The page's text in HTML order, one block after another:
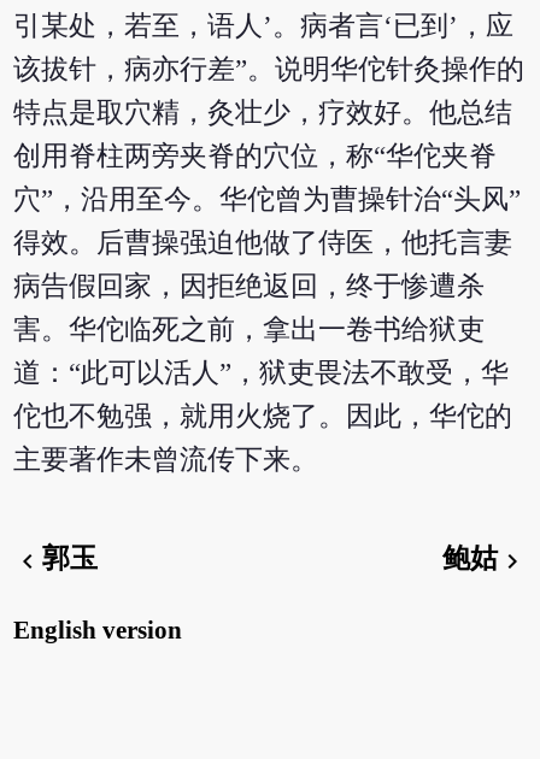
引某处，若至，语人’。病者言‘已到’，应
该拔针，病亦行差”。说明华佗针灸操作的
特点是取穴精，灸壮少，疗效好。他总结
创用脊柱两旁夹脊的穴位，称“华佗夹脊
穴”，沿用至今。华佗曾为曹操针治“头风”
得效。后曹操强迫他做了侍医，他托言妻
病告假回家，因拒绝返回，终于惨遭杀
害。华佗临死之前，拿出一卷书给狱吏
道：“此可以活人”，狱吏畏法不敢受，华
佗也不勉强，就用火烧了。因此，华佗的
主要著作未曾流传下来。
chevron_left郭玉 鲍姑chevron_right
English version